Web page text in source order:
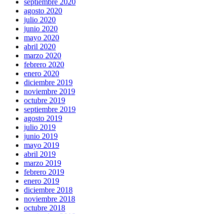
septiembre 2020
agosto 2020
julio 2020
junio 2020
mayo 2020
abril 2020
marzo 2020
febrero 2020
enero 2020
diciembre 2019
noviembre 2019
octubre 2019
septiembre 2019
agosto 2019
julio 2019
junio 2019
mayo 2019
abril 2019
marzo 2019
febrero 2019
enero 2019
diciembre 2018
noviembre 2018
octubre 2018